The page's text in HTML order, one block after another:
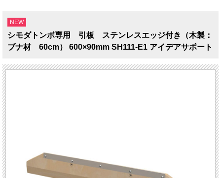
NEW
シモダトンボ専用 引板 ステンレスエッジ付き（木製：
ブナ材 60cm） 600×90mm SH111-E1 アイデアサポート